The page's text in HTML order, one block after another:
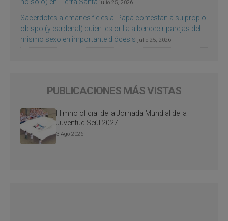
julio 25, 2026
Sacerdotes alemanes fieles al Papa contestan a su propio
obispo (y cardenal) quien les orilla a bendecir parejas del
mismo sexo en importante diócesis julio 25, 2026
PUBLICACIONES MÁS VISTAS
Himno oficial de la Jornada Mundial de la
Juventud Seúl 2027
3 Ago 2026